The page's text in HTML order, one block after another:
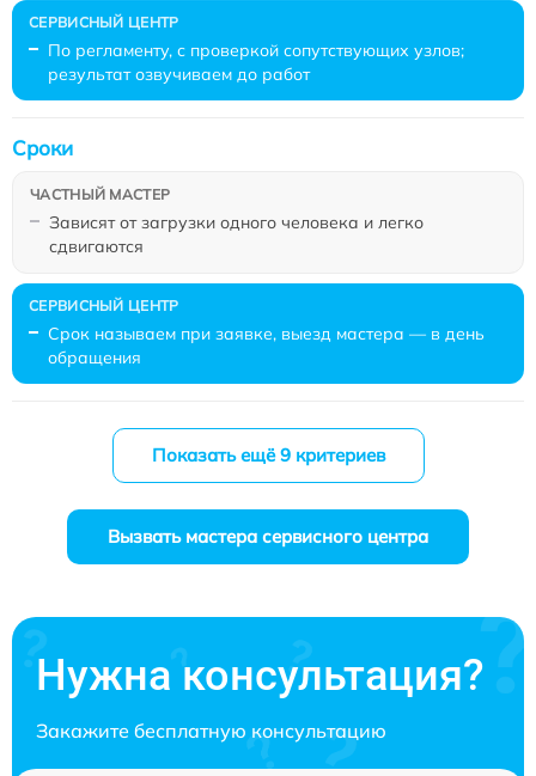
По регламенту, с проверкой сопутствующих узлов;
результат озвучиваем до работ
Зависят от загрузки одного человека и легко
сдвигаются
Сроки
Срок называем при заявке, выезд мастера — в день
обращения
Показать ещё 9 критериев
Вызвать мастера сервисного центра
Нужна консультация?
Закажите бесплатную консультацию